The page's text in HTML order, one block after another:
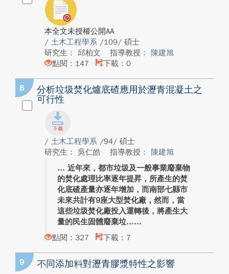
本全文未授權公開AA
/ 土木工程學系 /109/ 碩士
研究生： 邱柏文
指導教授： 陳建旭
點閱：147
下載：0
8
分析垃圾焚化爐底碴應用於瀝青混凝土之
可行性
/ 土木工程學系 /94/ 碩士
研究生： 吳仁皓
指導教授： 陳建旭
近年來，都市垃圾及一般事業廢棄物
的焚化處理比率逐年提昇，所產生的焚
化底碴產量亦逐年增加，而南部七縣市
未來共計有9座大型焚化廠，然而，當
這些垃圾焚化廠投入運轉後，將產生大
量的民生固體廢棄垃...
點閱：327
下載：7
9 不同添加料對瀝青膠漿特性之影響